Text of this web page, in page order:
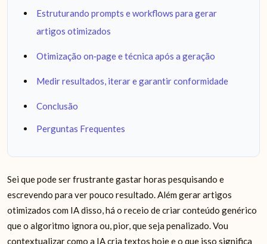
Estruturando prompts e workflows para gerar
artigos otimizados
Otimização on‑page e técnica após a geração
Medir resultados, iterar e garantir conformidade
Conclusão
Perguntas Frequentes
Sei que pode ser frustrante gastar horas pesquisando e
escrevendo para ver pouco resultado. Além gerar artigos
otimizados com IA disso, há o receio de criar conteúdo genérico
que o algoritmo ignora ou, pior, que seja penalizado. Vou
contextualizar como a IA cria textos hoje e o que isso significa